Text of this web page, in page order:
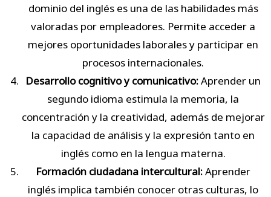
dominio del inglés es una de las habilidades más
valoradas por empleadores. Permite acceder a
mejores oportunidades laborales y participar en
procesos internacionales.
Desarrollo cognitivo y comunicativo:Aprender un
segundo idioma estimula la memoria, la
concentración y la creatividad, además de mejorar
la capacidad de análisis y la expresión tanto en
inglés como en la lengua materna.
Formación ciudadana intercultural:Aprender
inglés implica también conocer otras culturas, lo